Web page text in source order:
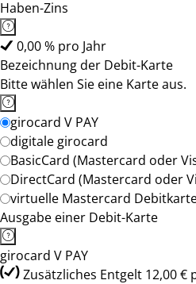
Haben-Zins
0,00 % pro Jahr
Bezeichnung der Debit-Karte
Bitte wählen Sie eine Karte aus.
girocard V PAY
digitale girocard
BasicCard (Mastercard oder
DirectCard (Mastercard oder
virtuelle Mastercard
Ausgabe einer Debit-Karte
girocard V PAY
Zusätzliches Entgelt 12,00 €